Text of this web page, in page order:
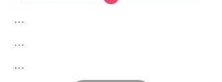
...
...
...